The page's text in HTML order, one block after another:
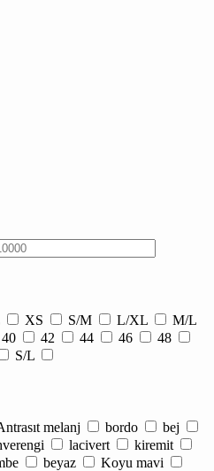
XS S/M L/XL
M/L
40 42 44 46
48
S/L
melanj bordo
bej
lacivert
kiremit
beyaz
Koyu mavi